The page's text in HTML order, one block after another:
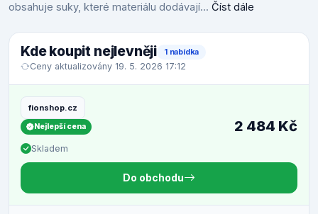
obsahuje suky, které materiálu dodávají... Číst dále
Kde koupit nejlevněji 1 nabídka
Ceny aktualizovány 19. 5. 2026 17:12
fionshop.cz
Nejlepší cena
Skladem
2 484 Kč
Do obchodu